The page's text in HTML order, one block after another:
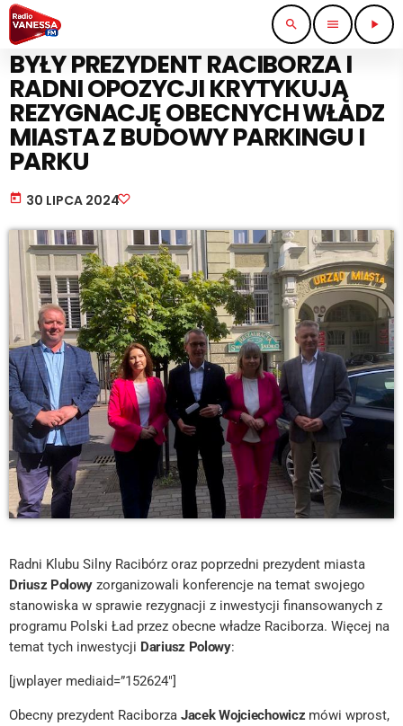
search menu play_arrow
PRACA I BIZNES
BYŁY PREZYDENT RACIBORZA I
RADNI OPOZYCJI KRYTYKUJĄ
REZYGNACJĘ OBECNYCH WŁADZ
MIASTA Z BUDOWY PARKINGU I
PARKU
today 30 LIPCA 2024
Radni Klubu Silny Racibórz oraz poprzedni prezydent miasta
Driusz Polowy zorganizowali konferencje na temat swojego
stanowiska w sprawie rezygnacji z inwestycji finansowanych z
programu Polski Ład przez obecne władze Raciborza. Więcej na
temat tych inwestycji Dariusz Polowy:
[jwplayer mediaid=”152624″]
Obecny prezydent Raciborza Jacek Wojciechowiczmówi wprost,